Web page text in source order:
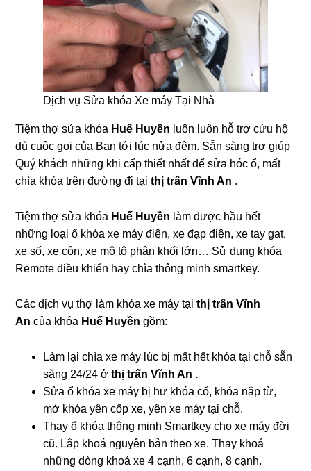
Dịch vụ Sửa khóa Xe máy Tại Nhà
Tiệm thợ sửa khóa Huế Huyền luôn luôn hỗ trợ cứu hộ
dù cuộc gọi của Bạn tới lúc nửa đêm. Sẵn sàng trợ giúp
Quý khách những khi cấp thiết nhất để sửa hóc ổ, mất
chìa khóa trên đường đi tạithị trấn Vĩnh An .
Tiệm thợ sửa khóa Huế Huyền làm được hầu hết
những loại ổ khóa xe máy điện, xe đạp điện, xe tay gat,
xe số, xe côn, xe mô tô phân khối lớn… Sử dụng khóa
Remote điều khiển hay chìa thông minh smartkey.
Các dịch vụ thợ làm khóa xe máy tạithị trấn Vĩnh
Ancủa khóa Huế Huyền gồm:
Làm lại chìa xe máy lúc bị mất hết khóa tại chỗ sẵn
sàng 24/24 ởthị trấn Vĩnh An .
Sửa ổ khóa xe máy bị hư khóa cổ, khóa nắp từ,
mở khóa yên cốp xe, yên xe máy tại chỗ.
Thay ổ khóa thông minh Smartkey cho xe máy đời
cũ. Lắp khoá nguyên bản theo xe. Thay khoá
những dòng khoá xe 4 cạnh, 6 cạnh, 8 cạnh.